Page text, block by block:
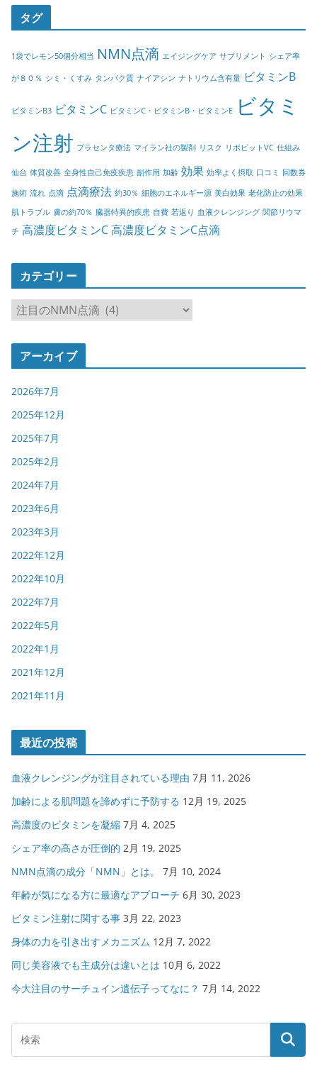
タグ
1袋でレモン50個分相当 NMN点滴 エイジングケア サプリメント シェア率
が８０％ シミ・くすみ タンパク質 ナイアシン ナトリウム含有量 ビタミンB
ビタミンB3 ビタミンC ビタミンC・ビタミンB・ビタミンE
ビタミ
ン注射 プラセンタ療法 マイラン社の製剤 リスク リポビットVC 仕組み
仙台 体質改善 全身性自己免疫疾患 副作用 加齢 効果 効率よく摂取 口コミ 回数券
施術 流れ 点滴 点滴療法 約30％ 細胞のエネルギー源 美白効果 老化防止の効果
肌トラブル 膚の約70％ 臓器特異的疾患 自費 若返り 血液クレンジング 関節リウマ
チ 高濃度ビタミンC高濃度ビタミンC点滴
カテゴリー
カ
テ
ゴ
アーカイブ
2026年7月
2025年12月
2025年7月
2025年2月
2024年7月
2023年6月
2023年3月
2022年12月
2022年10月
2022年7月
2022年5月
2022年1月
2021年12月
2021年11月
最近の投稿
血液クレンジングが注目されている理由 7月 11, 2026
加齢による肌問題を諦めずに予防する 12月 19, 2025
高濃度のビタミンを凝縮 7月 4, 2025
シェア率の高さが圧倒的 2月 19, 2025
NMN点滴の成分「NMN」とは。
7月 10, 2024
年齢が気になる方に最適なアプローチ 6月 30, 2023
ビタミン注射に関する事 3月 22, 2023
身体の力を引き出すメカニズム 12月 7, 2022
同じ美容液でも主成分は違いとは 10月 6, 2022
今大注目のサーチュイン遺伝子ってなに？ 7月 14, 2022